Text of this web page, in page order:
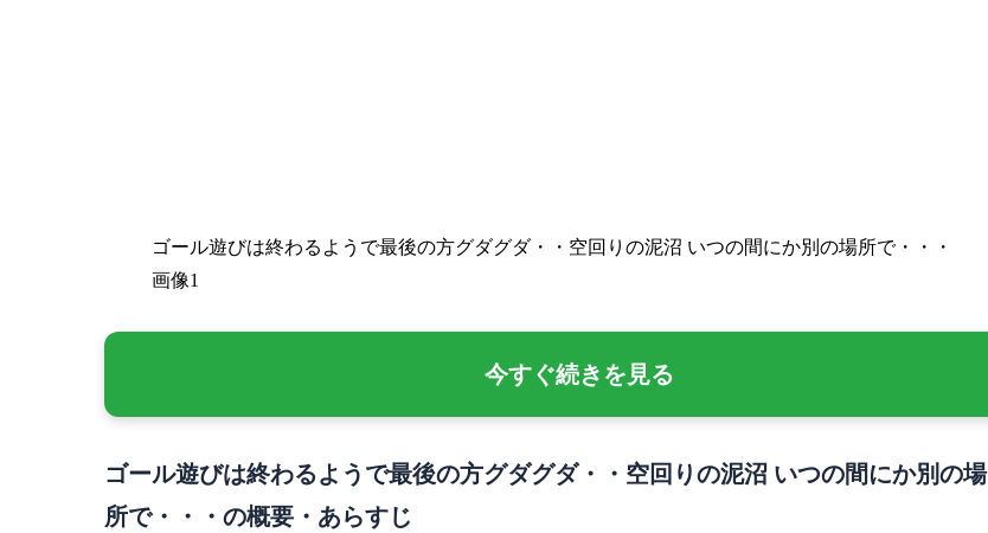
ゴール遊びは終わるようで最後の方グダグダ・・空回りの泥沼 いつの間にか別の場所で・・・
画像1
今すぐ続きを見る
ゴール遊びは終わるようで最後の方グダグダ・・空回りの泥沼 いつの間にか別の場
所で・・・の概要・あらすじ